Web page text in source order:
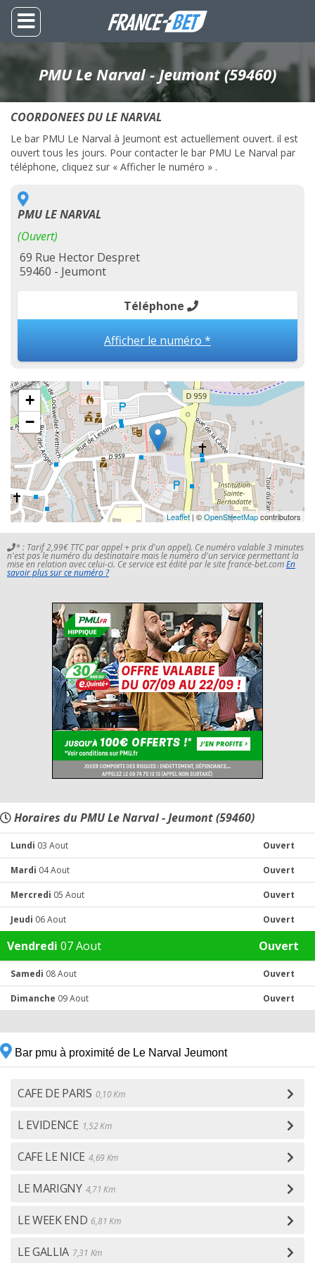
PMU Le Narval - Jeumont (59460)
COORDONEES DU LE NARVAL
Le bar PMU Le Narval à Jeumont est actuellement ouvert. il est
ouvert tous les jours. Pour contacter le bar PMU Le Narval par
téléphone, cliquez sur « Afficher le numéro » .
PMU LE NARVAL
(Ouvert)
69 Rue Hector Despret
59460 - Jeumont
Téléphone
Afficher le numéro *
+
−
Leaflet| ©OpenStreetMapcontributors
* : Tarif 2,99€ TTC par appel + prix d'un appel). Ce numéro valable 3 minutes
n'est pas le numéro du destinataire mais le numéro d'un service permettant la
mise en relation avec celui-ci. Ce service est édité par le site france-bet.comEn
savoir plus sur ce numéro ?
Horaires du PMU Le Narval - Jeumont (59460)
Lundi 03 Aout Ouvert
Mardi 04 Aout Ouvert
Mercredi 05 Aout Ouvert
Jeudi 06 Aout Ouvert
Vendredi 07 Aout Ouvert
Samedi 08 Aout Ouvert
Dimanche 09 Aout Ouvert
Bar pmu à proximité de Le Narval Jeumont
CAFE DE PARIS 0,10 Km
L EVIDENCE 1,52 Km
CAFE LE NICE 4,69 Km
LE MARIGNY 4,71 Km
LE WEEK END 6,81 Km
LE GALLIA 7,31 Km